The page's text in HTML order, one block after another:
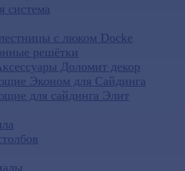
система
с люком Docke
решётки
Доломит декор
Эконом для Сайдинга
для cайдинга Элит